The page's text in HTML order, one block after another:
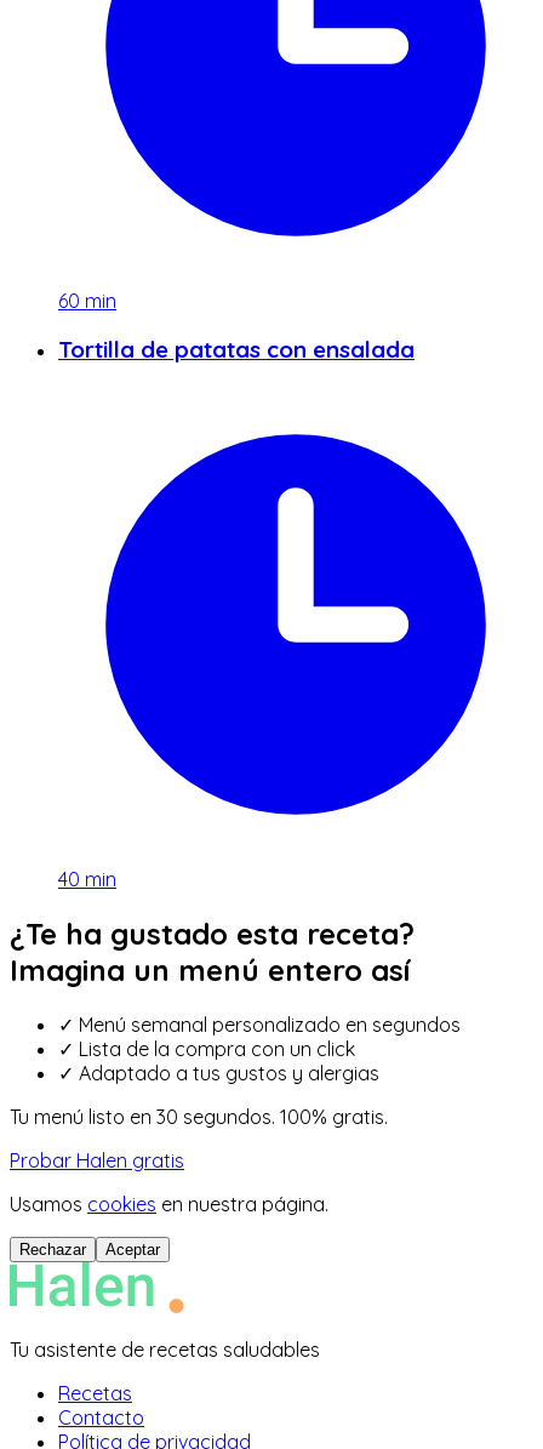
60 min
Tortilla de patatas con ensalada
40 min
¿Te ha gustado esta receta?
Imagina un menú entero así
✓ Menú semanal personalizado en segundos
✓ Lista de la compra con un click
✓ Adaptado a tus gustos y alergias
Tu menú listo en 30 segundos. 100% gratis.
Probar Halen gratis
Usamos cookies en nuestra página.
Rechazar Aceptar
Tu asistente de recetas saludables
Recetas
Contacto
Política de privacidad